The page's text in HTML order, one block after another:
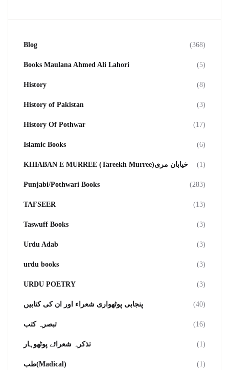
Blog (368)
Books Maulana Ahmed Ali Lahori (5)
History (8)
History of Pakistan (3)
History Of Pothwar (17)
Islamic Books (6)
KHIABAN E MURREE (Tareekh Murree)خیابان مری (1)
Punjabi/Pothwari Books (283)
TAFSEER (13)
Taswuff Books (3)
Urdu Adab (3)
urdu books (3)
URDU POETRY (3)
پنجابی پوٹھواری شعراء اور ان کی کتابیں (40)
تبصرہ کتب (16)
تذکرہ شعرائے پوٹھوہار (1)
طب(Madical) (1)